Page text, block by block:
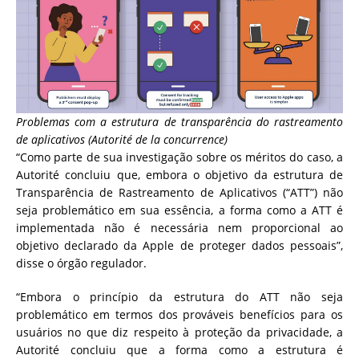
Problemas com a estrutura de transparência do rastreamento
de aplicativos (Autorité de la concurrence)
“Como parte de sua investigação sobre os méritos do caso, a
Autorité concluiu que, embora o objetivo da estrutura de
Transparência de Rastreamento de Aplicativos (“ATT”) não
seja problemático em sua essência, a forma como a ATT é
implementada não é necessária nem proporcional ao
objetivo declarado da Apple de proteger dados pessoais”,
disse o órgão regulador.
“Embora o princípio da estrutura do ATT não seja
problemático em termos dos prováveis ​​benefícios para os
usuários no que diz respeito à proteção da privacidade, a
Autorité concluiu que a forma como a estrutura é